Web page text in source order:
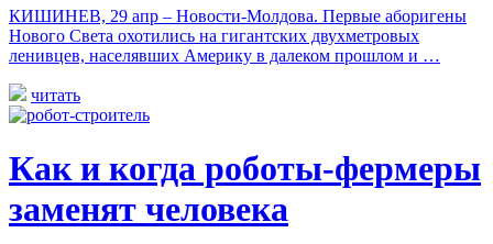
КИШИНЕВ, 29 апр – Новости-Молдова. Первые аборигены
Нового Света охотились на гигантских двухметровых
ленивцев, населявших Америку в далеком прошлом и …
читать
Как и когда роботы-фермеры
заменят человека